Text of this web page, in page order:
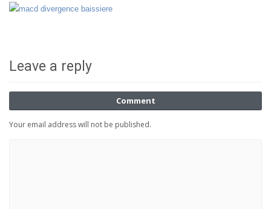
Leave a reply
Comment
Your email address will not be published.